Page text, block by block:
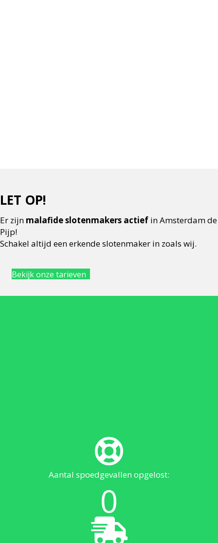
LET OP!
Er zijn malafide slotenmakers actief in Amsterdam de
Pijp!
Schakel altijd een erkende slotenmaker in zoals wij.
Bekijk onze tarieven
Aantal spoedgevallen opgelost:
0